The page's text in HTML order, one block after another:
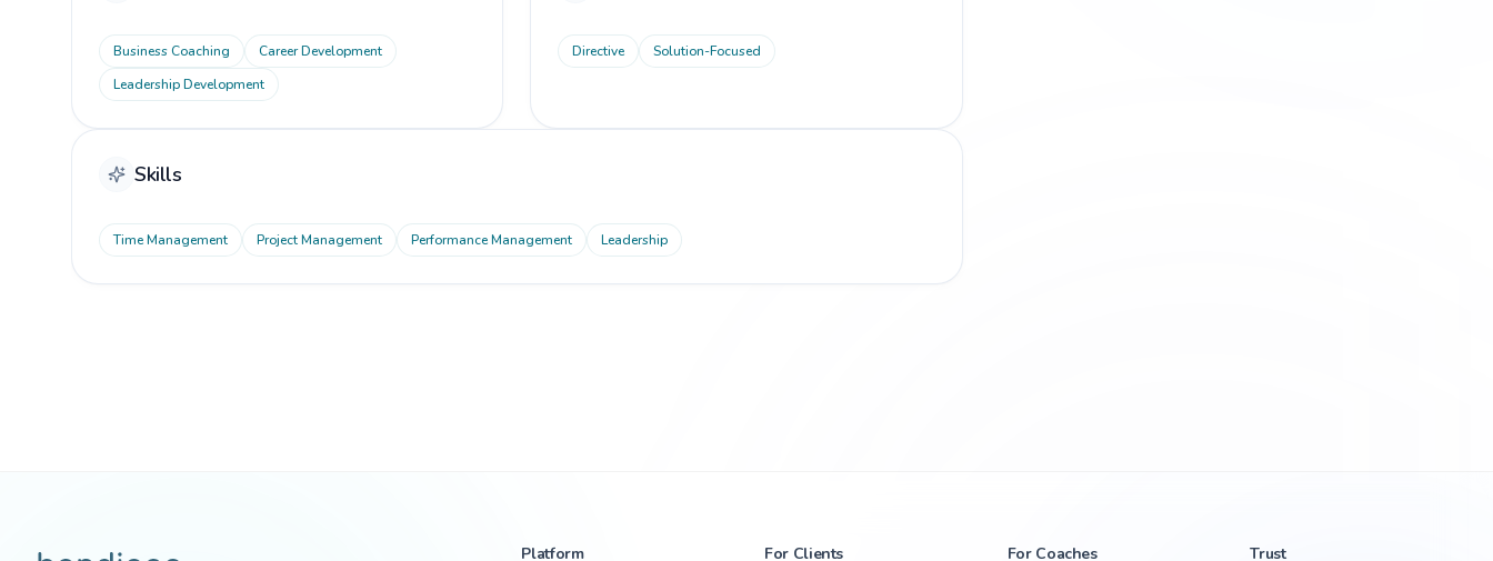
Business Coaching
Career Development
Leadership Development
Directive Solution-Focused
Skills
Time Management Project Management Performance Management Leadership
Platform For Clients For Coaches Trust